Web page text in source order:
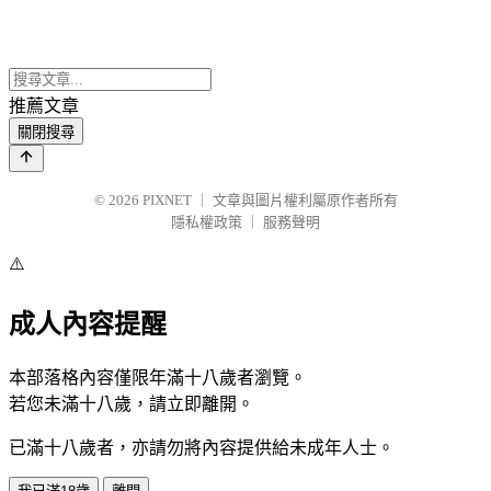
推薦文章
關閉搜尋
© 2026 PIXNET
文章與圖片權利屬原作者所有
隱私權政策
服務聲明
⚠️
成人內容提醒
本部落格內容僅限年滿十八歲者瀏覽。
若您未滿十八歲，請立即離開。
已滿十八歲者，亦請勿將內容提供給未成年人士。